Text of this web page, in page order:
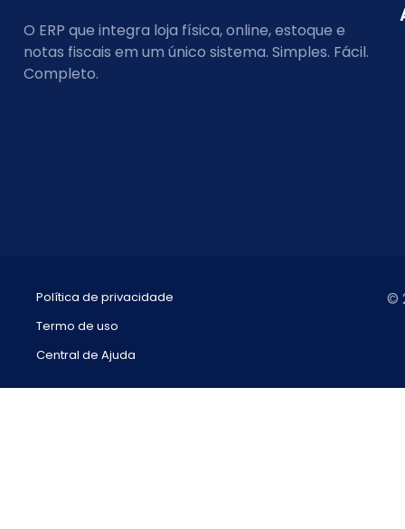
O ERP que integra loja física, online, estoque e
notas fiscais em um único sistema. Simples. Fácil.
Completo.
Política de privacidade
Termo de uso
Central de Ajuda
©